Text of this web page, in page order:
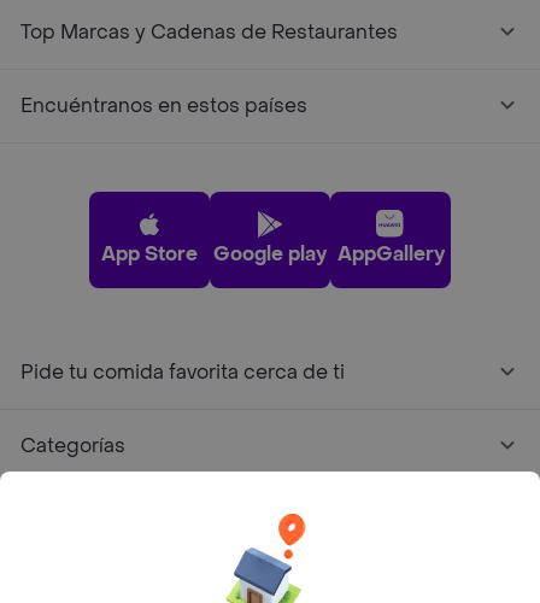
Top Marcas y Cadenas de Restaurantes
Encuéntranos en estos países
App Store Google play AppGallery
Pide tu comida favorita cerca de ti
Categorías